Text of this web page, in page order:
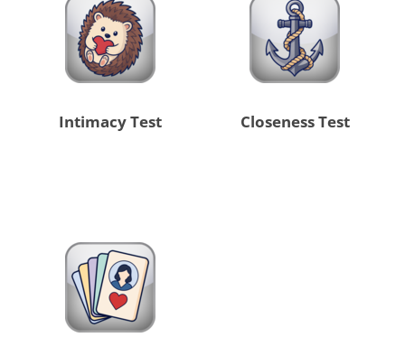
Intimacy Test Closeness Test